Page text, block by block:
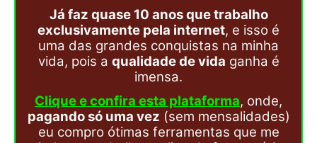
Já faz quase 10 anos que trabalho
exclusivamente pela internet, e isso é
uma das grandes conquistas na minha
vida, pois a qualidade de vida ganha é
imensa.
Clique e confira esta plataforma, onde,
pagando só uma vez (sem mensalidades)
eu compro ótimas ferramentas que me